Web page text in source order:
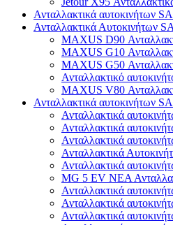
Ανταλλακτικά αυτοκινήτων
Ανταλλακτικά Αυτοκινήτων
MAXUS D90
MAXUS G10
MAXUS G50
Ανταλλακτικό
MAXUS V80
Ανταλλακτικά αυτοκινήτων
Ανταλλακτικά
Ανταλλακτικά
Ανταλλακτικά
Ανταλλακτικά
Ανταλλακτικά
MG 5 EV ΝΕΑ
Ανταλλακτικά
Ανταλλακτικά
Ανταλλακτικά